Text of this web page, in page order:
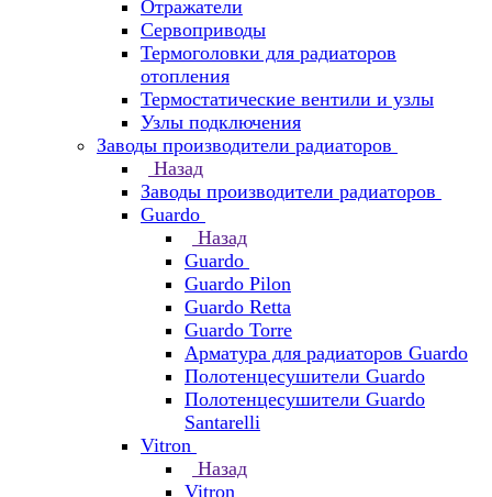
Отражатели
Сервоприводы
Термоголовки для радиаторов
отопления
Термостатические вентили и узлы
Узлы подключения
Заводы производители радиаторов
Назад
Заводы производители радиаторов
Guardo
Назад
Guardo
Guardo Pilon
Guardo Retta
Guardo Torre
Арматура для радиаторов Guardo
Полотенцесушители Guardo
Полотенцесушители Guardo
Santarelli
Vitron
Назад
Vitron